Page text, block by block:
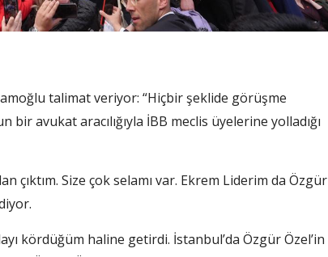
talimat veriyor: “Hiçbir şeklide görüşme
bir avukat aracılığıyla İBB meclis üyelerine yolladığı
çıktım. Size çok selamı var. Ekrem Liderim da Özgür
kördüğüm haline getirdi. İstanbul’da Özgür Özel’in